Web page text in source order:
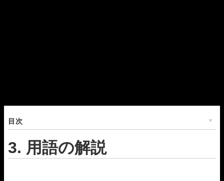
目次
3. 用語の解説